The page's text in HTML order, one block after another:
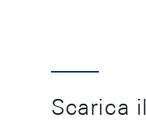
Scarica